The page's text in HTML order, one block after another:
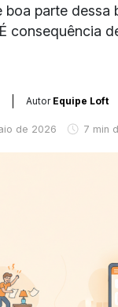
boa parte dessa
consequência
Autor Equipe Loft
de 2026 7 min